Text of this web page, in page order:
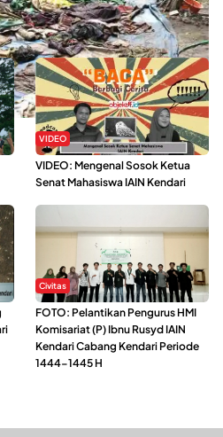
Butuhkan Air Bersih
VIDEO
VIDEO: Mengenal Sosok Ketua
Senat Mahasiswa IAIN Kendari
Civitas
FOTO: Pelantikan Pengurus HMI
Komisariat (P) Ibnu Rusyd IAIN
Kendari Cabang Kendari Periode
1444-1445 H